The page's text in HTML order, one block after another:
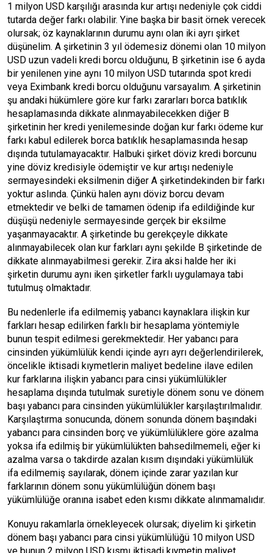
1 milyon USD karşılığı arasında kur artışı nedeniyle çok ciddi
tutarda değer farkı olabilir. Yine başka bir basit örnek verecek
olursak; öz kaynaklarının durumu aynı olan iki ayrı şirket
düşünelim. A şirketinin 3 yıl ödemesiz dönemi olan 10 milyon
USD uzun vadeli kredi borcu olduğunu, B şirketinin ise 6 ayda
bir yenilenen yine aynı 10 milyon USD tutarında spot kredi
veya Eximbank kredi borcu olduğunu varsayalım. A şirketinin
şu andaki hükümlere göre kur farkı zararları borca batıklık
hesaplamasında dikkate alınmayabilecekken diğer B
şirketinin her kredi yenilemesinde doğan kur farkı ödeme kur
farkı kabul edilerek borca batıklık hesaplamasında hesap
dışında tutulamayacaktır. Halbuki şirket döviz kredi borcunu
yine döviz kredisiyle ödemiştir ve kur artışı nedeniyle
sermayesindeki eksilmenin diğer A şirketindekinden bir farkı
yoktur aslında. Çünkü halen aynı döviz borcu devam
etmektedir ve belki de tamamen ödenip ifa edildiğinde kur
düşüşü nedeniyle sermayesinde gerçek bir eksilme
yaşanmayacaktır. A şirketinde bu gerekçeyle dikkate
alınmayabilecek olan kur farkları aynı şekilde B şirketinde de
dikkate alınmayabilmesi gerekir. Zira aksi halde her iki
şirketin durumu aynı iken şirketler farklı uygulamaya tabi
tutulmuş olmaktadır.
Bu nedenlerle ifa edilmemiş yabancı kaynaklara ilişkin kur
farkları hesap edilirken farklı bir hesaplama yöntemiyle
bunun tespit edilmesi gerekmektedir. Her yabancı para
cinsinden yükümlülük kendi içinde ayrı ayrı değerlendirilerek,
öncelikle iktisadi kıymetlerin maliyet bedeline ilave edilen
kur farklarına ilişkin yabancı para cinsi yükümlülükler
hesaplama dışında tutulmak suretiyle dönem sonu ve dönem
başı yabancı para cinsinden yükümlülükler karşılaştırılmalıdır.
Karşılaştırma sonucunda, dönem sonunda dönem başındaki
yabancı para cinsinden borç ve yükümlülüklere göre azalma
yoksa ifa edilmiş bir yükümlülükten bahsedilmemeli, eğer ki
azalma varsa o takdirde azalan kısım dışındaki yükümlülük
ifa edilmemiş sayılarak, dönem içinde zarar yazılan kur
farklarının dönem sonu yükümlülüğün dönem başı
yükümlülüğe oranına isabet eden kısmı dikkate alınmamalıdır.
Konuyu rakamlarla örnekleyecek olursak; diyelim ki şirketin
dönem başı yabancı para cinsi yükümlülüğü 10 milyon USD